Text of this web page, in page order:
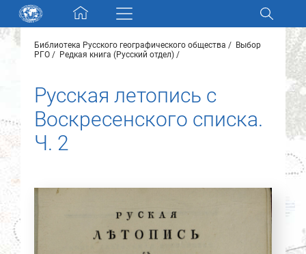
Skip navigation
Разделы и коллекции
Электронный каталог
Новости
О нас
Контакты
Библиотека Русского географического общества
Выбор
РГО
Редкая книга (Русский отдел)
Русская летопись с
Воскресенского списка.
Ч. 2